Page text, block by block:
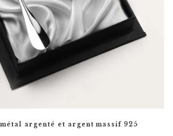
argenté et argent massif 925